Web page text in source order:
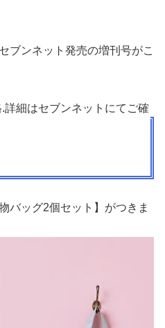
ブンネット発売の増刊号がこ
細はセブンネットにてご確
バッグ2個セット】がつきま